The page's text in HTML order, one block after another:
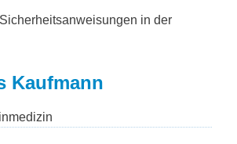
in der
Kaufmann